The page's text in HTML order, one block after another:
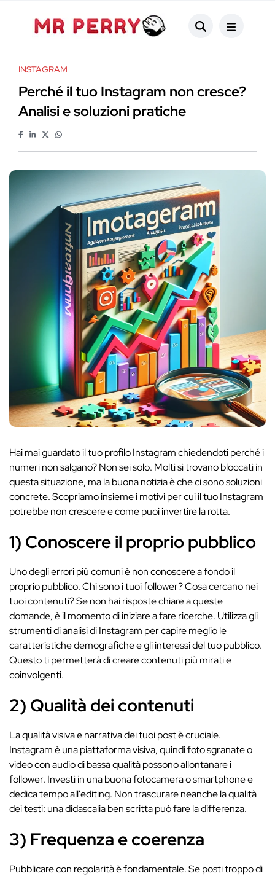
INSTAGRAM
Perché il tuo Instagram non cresce?
Analisi e soluzioni pratiche
Hai mai guardato il tuo profilo Instagram chiedendoti perché i
numeri non salgano? Non sei solo. Molti si trovano bloccati in
questa situazione, ma la buona notizia è che ci sono soluzioni
concrete. Scopriamo insieme i motivi per cui il tuo Instagram
potrebbe non crescere e come puoi invertire la rotta.
1) Conoscere il proprio pubblico
Uno degli errori più comuni è non conoscere a fondo il
proprio pubblico. Chi sono i tuoi follower? Cosa cercano nei
tuoi contenuti? Se non hai risposte chiare a queste
domande, è il momento di iniziare a fare ricerche. Utilizza gli
strumenti di analisi di Instagram per capire meglio le
caratteristiche demografiche e gli interessi del tuo pubblico.
Questo ti permetterà di creare contenuti più mirati e
coinvolgenti.
2) Qualità dei contenuti
La qualità visiva e narrativa dei tuoi post è cruciale.
Instagram è una piattaforma visiva, quindi foto sgranate o
video con audio di bassa qualità possono allontanare i
follower. Investi in una buona fotocamera o smartphone e
dedica tempo all'editing. Non trascurare neanche la qualità
dei testi: una didascalia ben scritta può fare la differenza.
3) Frequenza e coerenza
Pubblicare con regolarità è fondamentale. Se posti troppo di